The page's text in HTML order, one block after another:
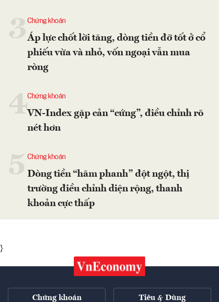
Chứng khoán
Áp lực chốt lời tăng, dòng tiền đỡ tốt ở cổ
phiếu vừa và nhỏ, vốn ngoại vẫn mua
ròng
4Chứng khoán
VN-Index gặp cản “cứng”, điều chỉnh rõ
nét hơn
Chứng khoán
Dòng tiền “hãm phanh” đột ngột, thị
trường điều chỉnh diện rộng, thanh
khoản cực thấp
}
Chứng khoán Tiêu & Dùng